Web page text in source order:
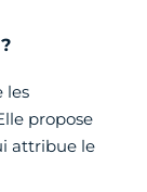
les
propose
attribue le